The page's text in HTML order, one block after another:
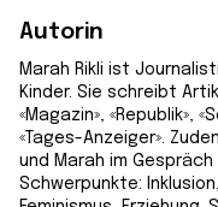
Autorin
Marah Rikli ist
Kinder. Sie schreibt
«Magazin», «Republik»,
«Tages-Anzeiger».
und Marah im
Schwerpunkte: